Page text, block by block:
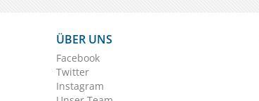
ÜBER UNS
Facebook
Twitter
Instagram